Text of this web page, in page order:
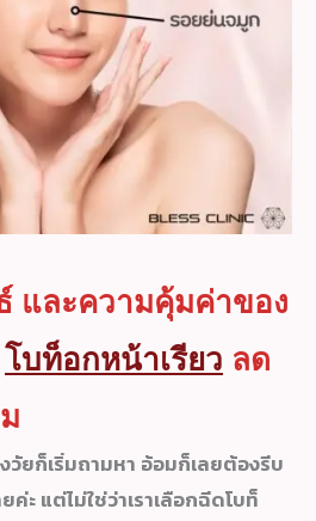
และความคุ้มค่าของ
โบท็อกหน้าเรียว ลด
วัยก็เริ่มถามหา อ้อมก็เลยต้องรีบ
ะ แต่ไม่ใช่ว่าเราเลือกฉีดโบท็